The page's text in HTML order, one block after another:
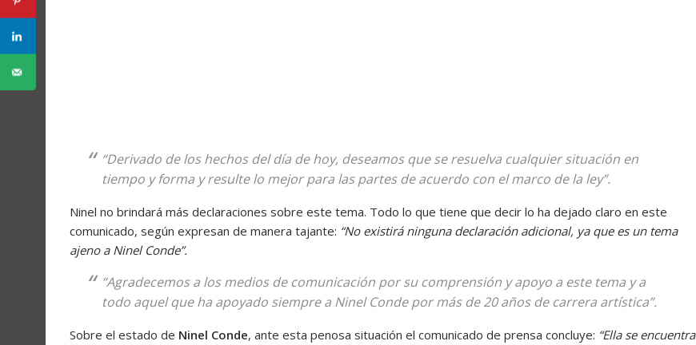
“Derivado de los hechos del día de hoy, deseamos que se resuelva cualquier situación en
tiempo y forma y resulte lo mejor para las partes de acuerdo con el marco de la ley”.
Ninel no brindará más declaraciones sobre este tema. Todo lo que tiene que decir lo ha dejado claro en este
comunicado, según expresan de manera tajante: “No existirá ninguna declaración adicional, ya que es un tema
ajeno a Ninel Conde”.
“Agradecemos a los medios de comunicación por su comprensión y apoyo a este tema y a
todo aquel que ha apoyado siempre a Ninel Conde por más de 20 años de carrera artística”.
Sobre el estado de Ninel Conde, ante esta penosa situación el comunicado de prensa concluye: “Ella se encuentra